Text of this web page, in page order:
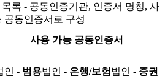
록 - 공동인증기관, 인증서 명칭, 사
공동인증서로 구성
사용 가능 공동인증서
인 - 범용법인 - 은행/보험 법인 - 증권